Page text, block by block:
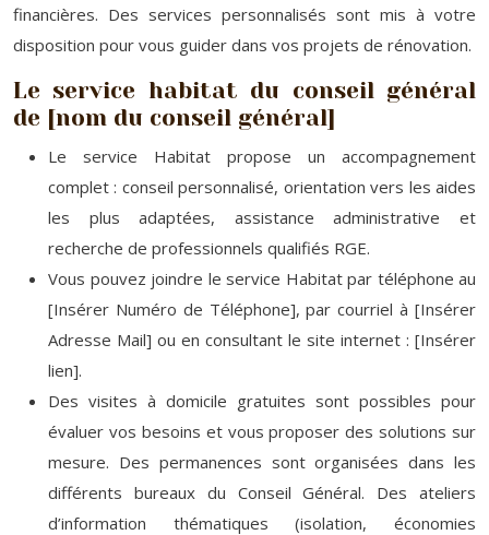
financières. Des services personnalisés sont mis à votre
disposition pour vous guider dans vos projets de rénovation.
Le service habitat du conseil général
de [nom du conseil général]
Le service Habitat propose un accompagnement
complet : conseil personnalisé, orientation vers les aides
les plus adaptées, assistance administrative et
recherche de professionnels qualifiés RGE.
Vous pouvez joindre le service Habitat par téléphone au
[Insérer Numéro de Téléphone], par courriel à [Insérer
Adresse Mail] ou en consultant le site internet : [Insérer
lien].
Des visites à domicile gratuites sont possibles pour
évaluer vos besoins et vous proposer des solutions sur
mesure. Des permanences sont organisées dans les
différents bureaux du Conseil Général. Des ateliers
d’information thématiques (isolation, économies